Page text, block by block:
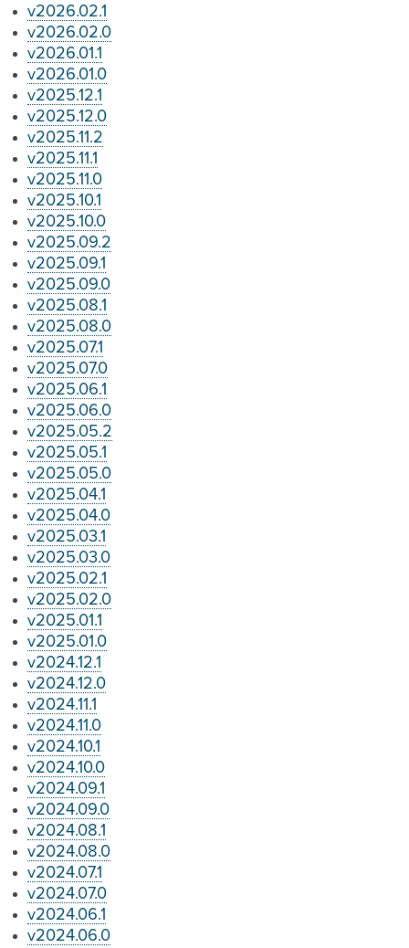
v2026.02.1
v2026.02.0
v2026.01.1
v2026.01.0
v2025.12.1
v2025.12.0
v2025.11.2
v2025.11.1
v2025.11.0
v2025.10.1
v2025.10.0
v2025.09.2
v2025.09.1
v2025.09.0
v2025.08.1
v2025.08.0
v2025.07.1
v2025.07.0
v2025.06.1
v2025.06.0
v2025.05.2
v2025.05.1
v2025.05.0
v2025.04.1
v2025.04.0
v2025.03.1
v2025.03.0
v2025.02.1
v2025.02.0
v2025.01.1
v2025.01.0
v2024.12.1
v2024.12.0
v2024.11.1
v2024.11.0
v2024.10.1
v2024.10.0
v2024.09.1
v2024.09.0
v2024.08.1
v2024.08.0
v2024.07.1
v2024.07.0
v2024.06.1
v2024.06.0